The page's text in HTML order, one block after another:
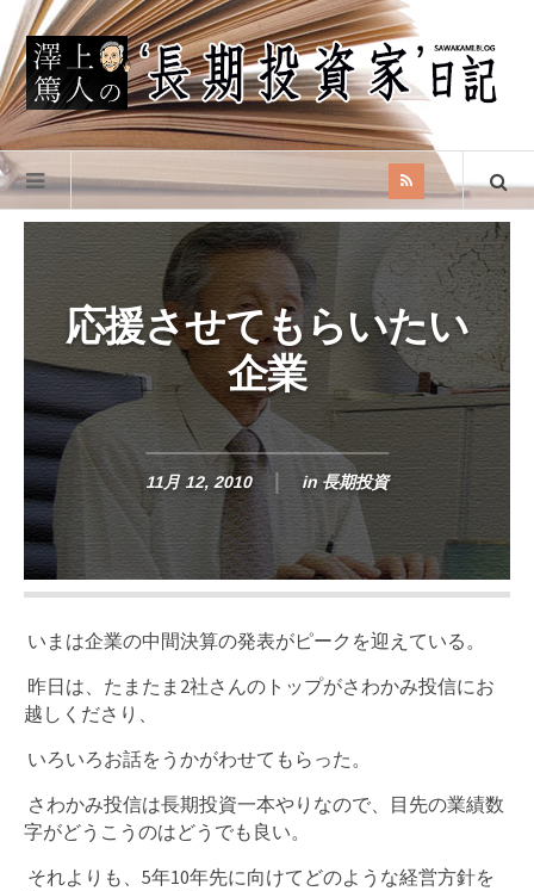
応援させてもらいたい
企業
11月 12, 2010 in 長期投資
いまは企業の中間決算の発表がピークを迎えている。
昨日は、たまたま2社さんのトップがさわかみ投信にお
越しくださり、
いろいろお話をうかがわせてもらった。
さわかみ投信は長期投資一本やりなので、目先の業績数
字がどうこうのはどうでも良い。
それよりも、5年10年先に向けてどのような経営方針を